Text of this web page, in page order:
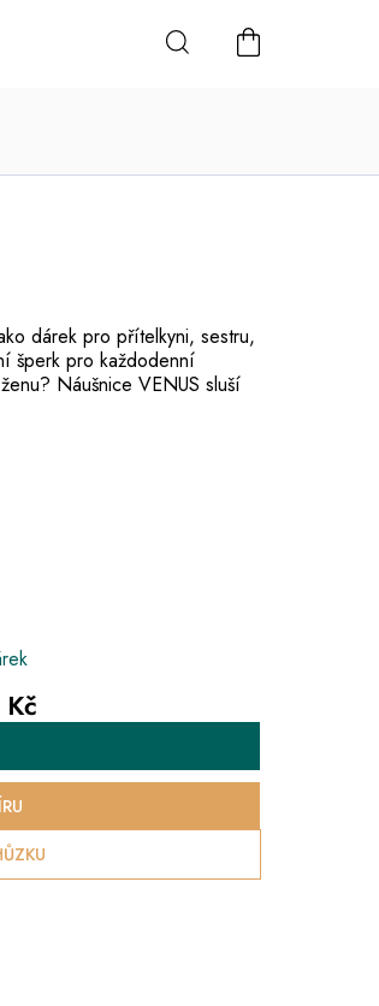
NÁKUPNÍ
dárek pro přítelkyni, sestru,
šperk pro každodenní
Náušnice VENUS sluší